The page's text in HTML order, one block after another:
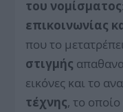
του νομίσματος
επικοινωνίας
που το
στιγμής
εικόνες και το
τέχνης, το